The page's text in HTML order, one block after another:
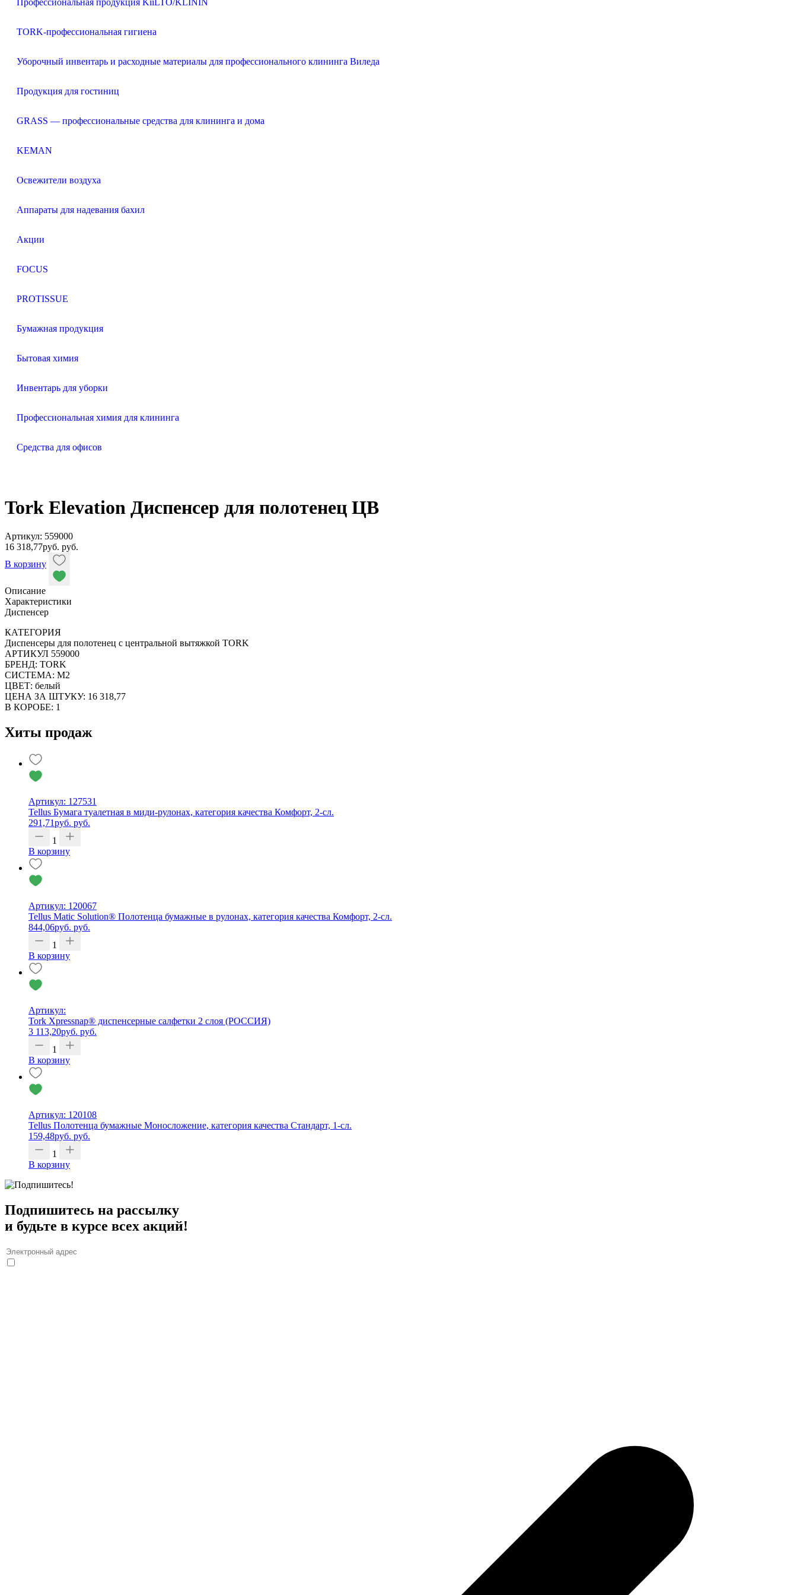
Профессиональная продукция KiiLTO/KLININ
TORK-профессиональная гигиена
Уборочный инвентарь и расходные материалы для профессионального клининга Виледа
Продукция для гостиниц
GRASS — профессиональные средства для клининга и дома
KEMAN
Освежители воздуха
Аппараты для надевания бахил
Акции
FOCUS
PROTISSUE
Бумажная продукция
Бытовая химия
Инвентарь для уборки
Профессиональная химия для клининга
Средства для офисов
Tork Elevation Диспенсер для полотенец ЦВ
Артикул: 559000
16 318,77руб. руб.
В корзину
Описание
Характеристики
Диспенсер
КАТЕГОРИЯ
Диспенсеры для полотенец c центральной вытяжкой TORK
АРТИКУЛ 559000
БРЕНД: TORK
СИСТЕМА: M2
ЦВЕТ: белый
ЦЕНА ЗА ШТУКУ: 16 318,77
В КОРОБЕ: 1
Хиты продаж
Артикул: 127531
Tellus Бумага туалетная в миди-рулонах, категория качества Комфорт, 2-сл.
291,71руб. руб.
1
В корзину
Артикул: 120067
Tellus Matic Solution® Полотенца бумажные в рулонах, категория качества Комфорт, 2-сл.
844,06руб. руб.
1
В корзину
Артикул:
Tork Xpressnap® диспенсерные салфетки 2 слоя (РОССИЯ)
3 113,20руб. руб.
1
В корзину
Артикул: 120108
Tellus Полотенца бумажные Моносложение, категория качества Стандарт, 1-сл.
159,48руб. руб.
1
В корзину
Подпишитесь на рассылку
и будьте в курсе всех акций!